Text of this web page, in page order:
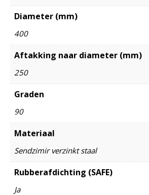
Diameter (mm)
400
Aftakking naar diameter (mm)
250
Graden
90
Materiaal
Sendzimir verzinkt staal
Rubberafdichting (SAFE)
Ja